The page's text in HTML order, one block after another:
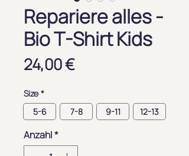
Repariere alles -
Bio T-Shirt Kids
24,00 €Preis
Size *
5-6
7-8 9-11 12-13
Anzahl*